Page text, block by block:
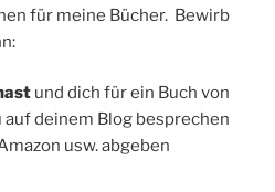
für meine Bücher. Bewirb
und dich für ein Buch von
deinem Blog besprechen
usw. abgeben